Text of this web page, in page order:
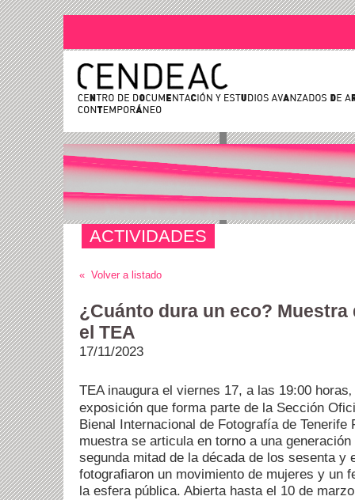
ACTIVIDADES
« Volver a listado
¿Cuánto dura un eco?
el TEA
17/11/2023
TEA inaugura el viernes 17, a las 19:00 horas,
exposición que forma parte de la Sección
Bienal Internacional de Fotografía de Tenerife
muestra se articula en torno a una
segunda mitad de la década de los sesenta y
fotografiaron un movimiento de mujeres y un
la esfera pública. Abierta hasta el 10 de